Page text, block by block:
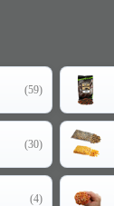
(59)
(30)
(4)